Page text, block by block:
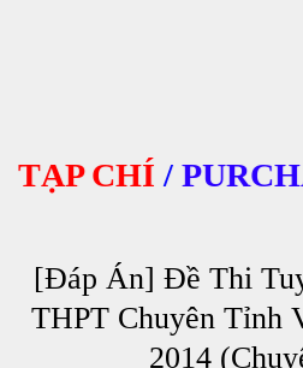
CHÍ/
[Đáp Án] Đề Thi
THPT Chuyên Tỉnh
2014